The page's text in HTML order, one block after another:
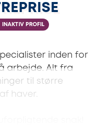
INAKTIV PROFIL
specialister inden for
arbejde. Alt fra
til større
haver.